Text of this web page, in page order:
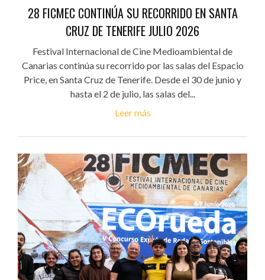
28 FICMEC CONTINÚA SU RECORRIDO EN SANTA
CRUZ DE TENERIFE JULIO 2026
Festival Internacional de Cine Medioambiental de
Canarias continúa su recorrido por las salas del Espacio
Price, en Santa Cruz de Tenerife. Desde el 30 de junio y
hasta el 2 de julio, las salas del...
Leer más